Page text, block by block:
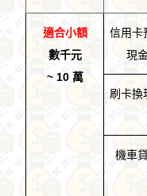
適合小額
數千元
~ 10 萬
信用卡
現
刷卡換
機車